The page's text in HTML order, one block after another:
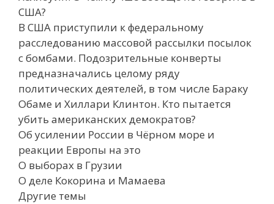
США?
В США приступили к федеральному
расследованию массовой рассылки посылок
с бомбами. Подозрительные конверты
предназначались целому ряду
политических деятелей, в том числе Бараку
Обаме и Хиллари Клинтон. Кто пытается
убить американских демократов?
Об усилении России в Чёрном море и
реакции Европы на это
О выборах в Грузии
О деле Кокорина и Мамаева
Другие темы